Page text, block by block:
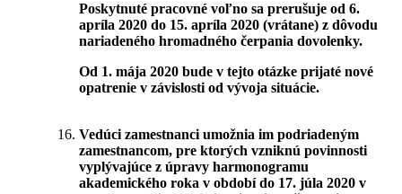
Poskytnuté pracovné voľno sa prerušuje od 6.
apríla 2020 do 15. apríla 2020 (vrátane) z dôvodu
nariadeného hromadného čerpania dovolenky.
Od 1. mája 2020 bude v tejto otázke prijaté nové
opatrenie v závislosti od vývoja situácie.
Vedúci zamestnanci umožnia im podriadeným
zamestnancom, pre ktorých vzniknú povinnosti
vyplývajúce z úpravy harmonogramu
akademického roka v období do 17. júla 2020 v